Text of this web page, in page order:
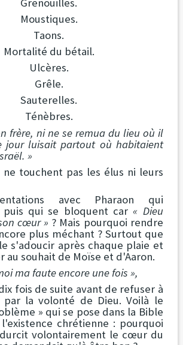
Moustiques.
Taons.
Mortalité du bétail.
Ulcères.
Grêle.
Sauterelles.
Ténèbres.
frère, ni ne se remua du lieu où il
jour luisait partout où habitaient
»
ne touchent pas les élus ni leurs
avec Pharaon qui
puis qui se bloquent car« Dieu
cœur » ? Mais pourquoi rendre
plus méchant ? Surtout que
s'adoucir après chaque plaie et
au souhait de Moïse et d'Aaron.
ma faute encore une fois »,
fois de suite avant de refuser à
par la volonté de Dieu. Voilà le
» qui se pose dans la Bible
chrétienne : pourquoi
volontairement le cœur du